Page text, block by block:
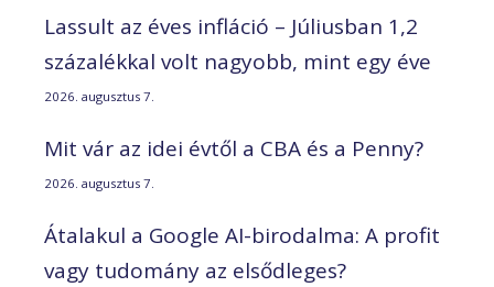
Lassult az éves infláció – Júliusban 1,2
százalékkal volt nagyobb, mint egy éve
2026. augusztus 7.
Mit vár az idei évtől a CBA és a Penny?
2026. augusztus 7.
Átalakul a Google AI-birodalma: A profit
vagy tudomány az elsődleges?